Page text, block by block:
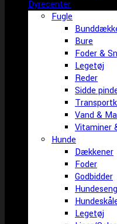
Dyrecenter
Fugle
Bure
Foder &
Legetøj
Reder
Sidde
Vand &
Vitaminer
Hunde
Dækkener
Foder
Godbidder
Legetøj